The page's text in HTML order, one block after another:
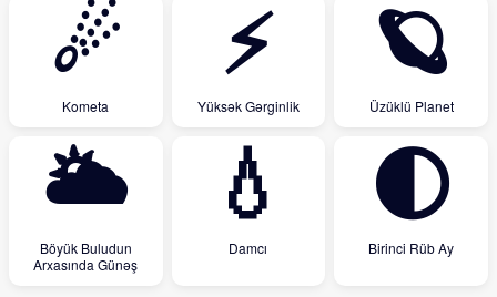
☄
Kometa
⚡
Yüksək Gərginlik
🪐
Üzüklü Planet
🌥
Böyük Buludun
Arxasında Günəş
💧
Damcı
🌓
Birinci Rüb Ay